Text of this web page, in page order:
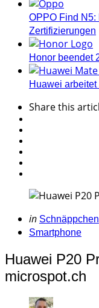
OPPO Find
Zertifizierungen
Honor beendet
Huawei
Sharethis
Categories
Posted
in
in Schnäppchen
Smartphone
Huawei P20
microspot.ch